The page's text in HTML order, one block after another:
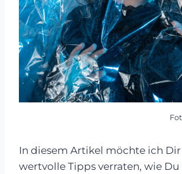
In diesem Artikel möchte ich
wertvolle Tipps verraten, wie Du